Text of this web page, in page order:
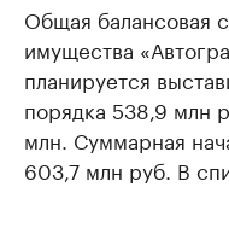
Общая балансовая
имущества
планируется
порядка 538,9 млн
млн. Суммарная
603,7 млн руб. В